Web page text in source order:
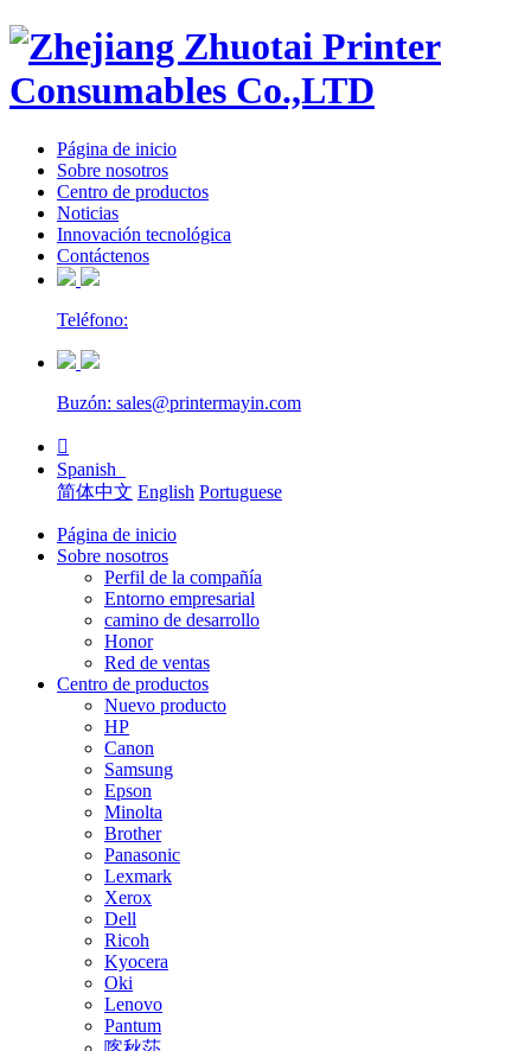
Página de inicio
Sobre nosotros
Centro de productos
Noticias
Innovación tecnológica
Contáctenos
Teléfono:
Buzón: sales@printermayin.com

Spanish
简体中文 English Portuguese
Página de inicio
Sobre nosotros
Perfil de la compañía
Entorno empresarial
camino de desarrollo
Honor
Red de ventas
Centro de productos
Nuevo producto
HP
Canon
Samsung
Epson
Minolta
Brother
Panasonic
Lexmark
Xerox
Dell
Ricoh
Kyocera
Oki
Lenovo
Pantum